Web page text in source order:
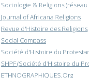
Sociologie & Religions (réseau
Journal of Africana Religions
Revue d'Histoire des Religions
Social Compass
Société d'Histoire du
SHPF (Société d'Histoire du
ETHNOGRAPHIQUES.Org